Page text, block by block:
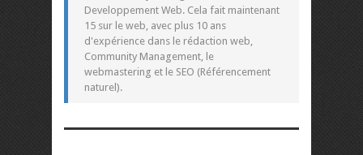
Developpement Web. Cela fait maintenant
15 sur le web, avec plus 10 ans
d'expérience dans le rédaction web,
Community Management, le
webmastering et le SEO (Référencement
naturel).